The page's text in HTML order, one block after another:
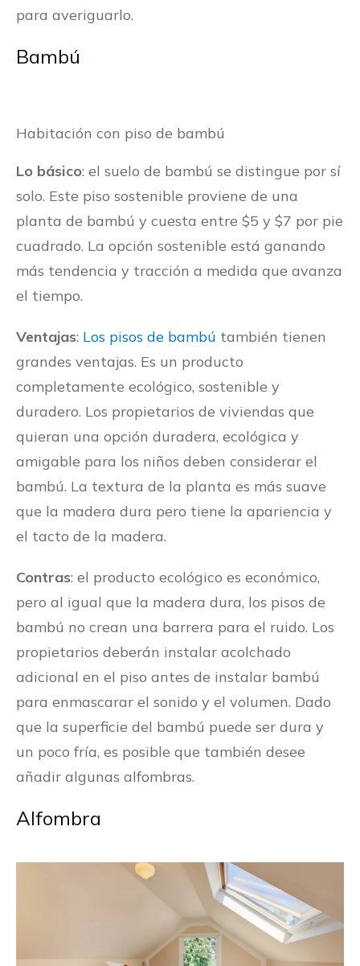
para averiguarlo.
Bambú
Habitación con piso de bambú
Lo básico: el suelo de bambú se distingue por sí
solo. Este piso sostenible proviene de una
planta de bambú y cuesta entre $5 y $7 por pie
cuadrado. La opción sostenible está ganando
más tendencia y tracción a medida que avanza
el tiempo.
Ventajas: Los pisos de bambú también tienen
grandes ventajas. Es un producto
completamente ecológico, sostenible y
duradero. Los propietarios de viviendas que
quieran una opción duradera, ecológica y
amigable para los niños deben considerar el
bambú. La textura de la planta es más suave
que la madera dura pero tiene la apariencia y
el tacto de la madera.
Contras: el producto ecológico es económico,
pero al igual que la madera dura, los pisos de
bambú no crean una barrera para el ruido. Los
propietarios deberán instalar acolchado
adicional en el piso antes de instalar bambú
para enmascarar el sonido y el volumen. Dado
que la superficie del bambú puede ser dura y
un poco fría, es posible que también desee
añadir algunas alfombras.
Alfombra